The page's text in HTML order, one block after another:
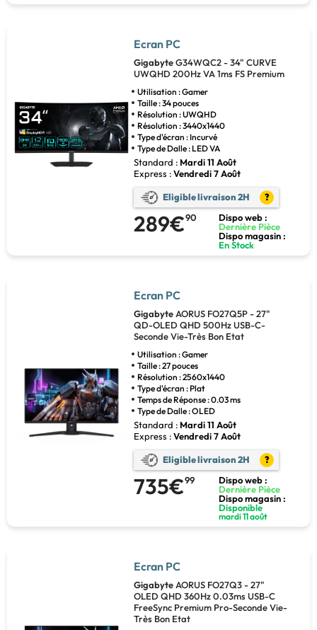
Ecran PC
GigabyteG34WQC2 - 34" CURVE
UWQHD 200Hz VA 1ms FS Premium
Utilisation : Gamer
Taille : 34 pouces
Résolution : UWQHD
Résolution : 3440x1440
Type d'écran : Incurvé
Type de Dalle : LED VA
Standard : Mardi 11 Août
Express :Vendredi 7 Août
Eligible livraison 2H ?
289€90
Dispo web :
Dernière Pièce
Dispo magasin :
En Stock
Ecran PC
Gigabyte AORUS FO27Q5P - 27"
QD-OLED QHD 500Hz USB-C-
Seconde Vie-Très Bon Etat
Utilisation : Gamer
Taille : 27 pouces
Résolution : 2560x1440
Type d'écran : Plat
Temps de Réponse : 0.03 ms
Type de Dalle : OLED
Standard : Mardi 11 Août
Express :Vendredi 7 Août
Eligible livraison 2H ?
735€99
Dispo web :
Dernière Pièce
Dispo magasin :
Disponible
mardi 11 août
Ecran PC
Gigabyte AORUS FO27Q3 - 27"
OLED QHD 360Hz 0.03ms USB-C
FreeSync Premium Pro-Seconde Vie-
Très Bon Etat